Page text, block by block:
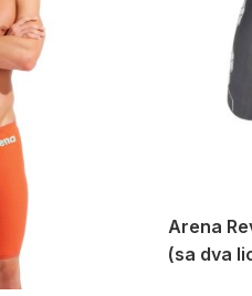
Arena
(sa dva